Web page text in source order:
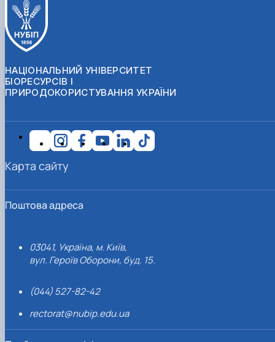
НАЦІОНАЛЬНИЙ УНІВЕРСИТЕТ
БІОРЕСУРСІВ І
ПРИРОДОКОРИСТУВАННЯ УКРАЇНИ
Поштова адреса
03041, Україна, м. Київ,
вул. Героїв Оборони, буд. 15.
(044) 527-82-42
rectorat@nubip.edu.ua
Карта сайту